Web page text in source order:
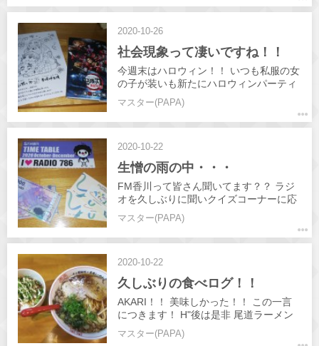
す！！
2020-10-26
社会現象って凄いですね！！
今週末はハロウィン！！ いつも私服の女
の子が装いも新たにハロウィンパーティ
ーです！ 写真は流行りの『鬼滅の刃』
まだ映画は見てないんですけどね(笑) 私
の推しは鱗滝左近次です♥️ 本日も皆さん
マスター(PAPA)
2020-10-22
生憎の雨の中・・・
FM香川って皆さん聞いてます？？ ラジ
オを久しぶりに聞いクイズコーナーに応
募！ MCの方のクイズに答え正解した結
果・・・ 写真の通りです！✌️ たまには良
い事も有りますね☺️👍️ 今日も元気に営業
マスター(PAPA)
2020-10-22
久しぶりの食べログ！！
AKARI！！ 美味しかった！！ この一言
につきます！ H"後は是非 尾道ラーメン
マスター(PAPA)